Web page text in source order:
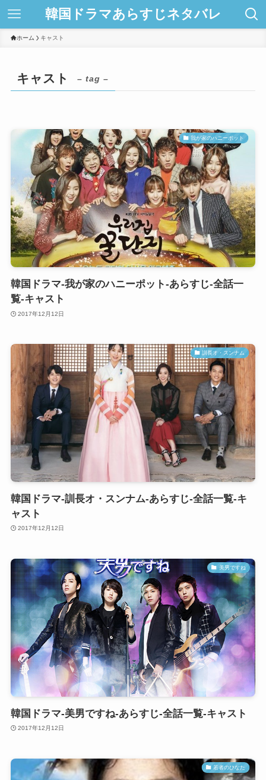
韓国ドラマあらすじネタバレ
ホーム キャスト
キャスト – tag –
我が家のハニーポット
韓国ドラマ-我が家のハニーポット-あらすじ-全話一
覧-キャスト
2017年12月12日
訓長オ・スンナム
韓国ドラマ-訓長オ・スンナム-あらすじ-全話一覧-キ
ャスト
2017年12月12日
美男ですね
韓国ドラマ-美男ですね-あらすじ-全話一覧-キャスト
2017年12月12日
若者のひなた